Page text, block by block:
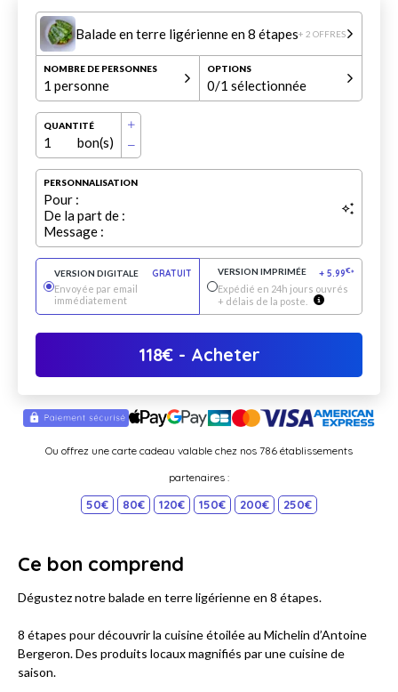
Balade en terre ligérienne en 8 étapes+ 2 OFFRES
NOMBRE DE PERSONNES
1 personne
OPTIONS
0/1 sélectionnée
QUANTITÉ
1 bon(s)
PERSONNALISATION
Pour :
De la part de :
Message :
VERSION DIGITALE
GRATUIT
Envoyée par email
immédiatement
VERSION IMPRIMÉE + 5.99€*
Expédié en 24h jours ouvrés
+ délais de la poste.
118€- Acheter
Ou offrez une carte cadeau valable chez nos 786 établissements
partenaires :
50€ 80€ 120€ 150€ 200€ 250€
Ce bon comprend
Dégustez notre balade en terre ligérienne en 8 étapes.
8 étapes pour découvrir la cuisine étoilée au Michelin d’Antoine
Bergeron. Des produits locaux magnifiés par une cuisine de
saison.